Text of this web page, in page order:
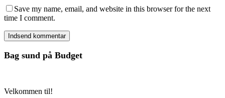
Save my name, email, and website in this browser for the next
time I comment.
Bag sund på Budget
Velkommen til!